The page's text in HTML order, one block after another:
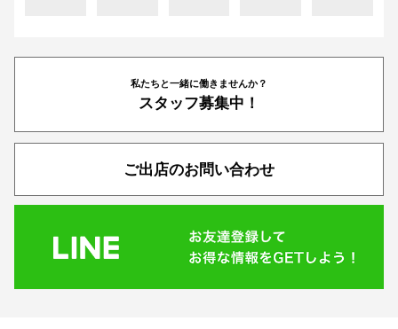
私たちと一緒に働きませんか？
スタッフ募集中！
ご出店のお問い合わせ